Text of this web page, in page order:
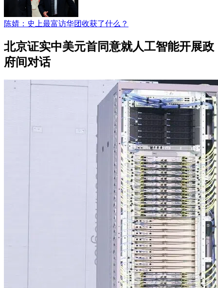
陈婧：史上最富访华团收获了什么？
北京证实中美元首同意就人工智能开展政
府间对话